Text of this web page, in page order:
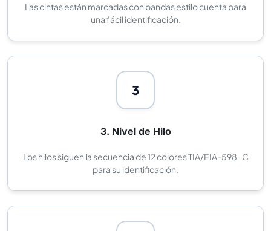
Las cintas están marcadas con bandas estilo cuenta para
una fácil identificación.
3
3. Nivel de Hilo
Los hilos siguen la secuencia de 12 colores TIA/EIA-598-C
para su identificación.